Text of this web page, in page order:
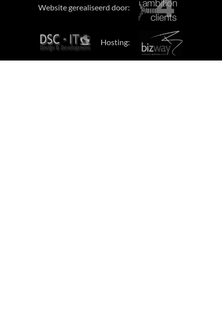
Website gerealiseerd door:
Hosting: